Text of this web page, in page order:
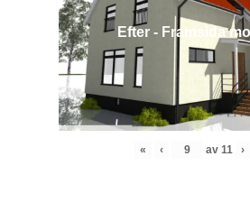
Efter - Framsida
« ‹ av 11 ›